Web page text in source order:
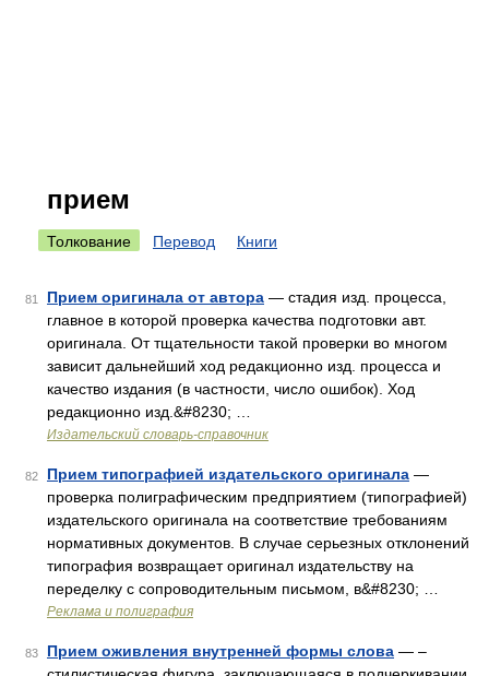
прием
Толкование Перевод Книги
81 Прием оригинала от автора — стадия изд. процесса,
главное в которой проверка качества подготовки авт.
оригинала. От тщательности такой проверки во многом
зависит дальнейший ход редакционно изд. процесса и
качество издания (в частности, число ошибок). Ход
редакционно изд.&#8230; …
Издательский словарь-справочник
82 Прием типографией издательского оригинала —
проверка полиграфическим предприятием (типографией)
издательского оригинала на соответствие требованиям
нормативных документов. В случае серьезных отклонений
типография возвращает оригинал издательству на
переделку с сопроводительным письмом, в&#8230; …
Реклама и полиграфия
83 Прием оживления внутренней формы слова — –